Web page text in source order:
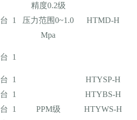
台 1
精度0.2级
压力范围0~1.0
Mpa
HTMD-H
台 1
台 1
HTYSP-H
台 1
HTYBS-H
台 1 PPM级
HTYWS-H